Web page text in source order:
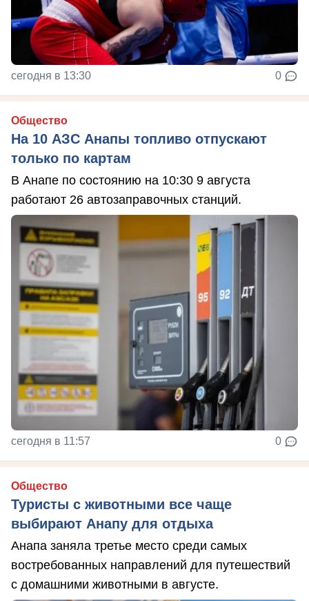
сегодня в 13:30 0
Общество
На 10 АЗС Анапы топливо отпускают
только по картам
В Анапе по состоянию на 10:30 9 августа
работают 26 автозаправочных станций.
сегодня в 11:57 0
Общество
Туристы с животными все чаще
выбирают Анапу для отдыха
Анапа заняла третье место среди самых
востребованных направлений для путешествий
с домашними животными в августе.